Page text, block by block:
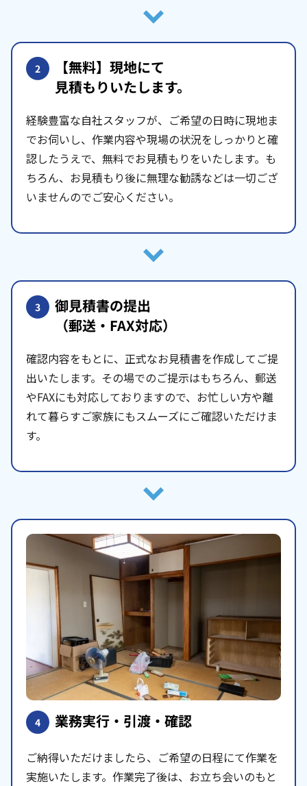
2 【無料】現地にて
見積もりいたします。
経験豊富な自社スタッフが、ご希望の日時に現地ま
でお伺いし、作業内容や現場の状況をしっかりと確
認したうえで、無料でお見積もりをいたします。も
ちろん、お見積もり後に無理な勧誘などは一切ござ
いませんのでご安心ください。
3 御見積書の提出
（郵送・FAX対応）
確認内容をもとに、正式なお見積書を作成してご提
出いたします。その場でのご提示はもちろん、郵送
やFAXにも対応しておりますので、お忙しい方や離
れて暮らすご家族にもスムーズにご確認いただけま
す。
4 業務実行・引渡・確認
ご納得いただけましたら、ご希望の日程にて作業を
実施いたします。作業完了後は、お立ち会いのもと